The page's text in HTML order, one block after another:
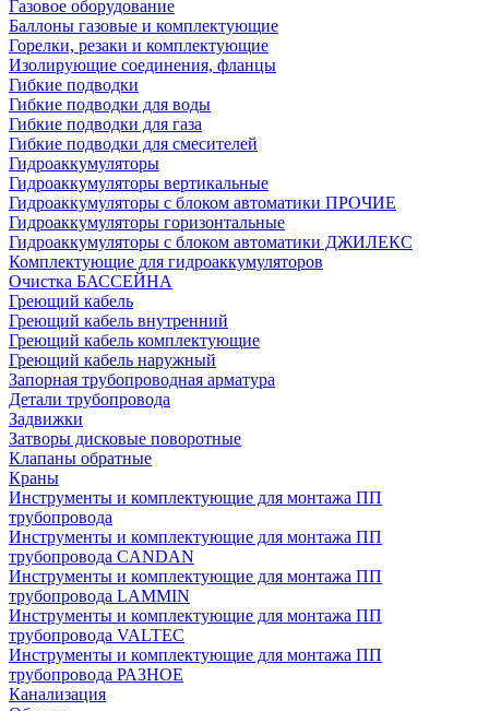
Газовое оборудование
Баллоны газовые и комплектующие
Горелки, резаки и комплектующие
Изолирующие соединения, фланцы
Гибкие подводки
Гибкие подводки для воды
Гибкие подводки для газа
Гибкие подводки для смесителей
Гидроаккумуляторы
Гидроаккумуляторы вертикальные
Гидроаккумуляторы с блоком автоматики ПРОЧИЕ
Гидроаккумуляторы горизонтальные
Гидроаккумуляторы с блоком автоматики ДЖИЛЕКС
Комплектующие для гидроаккумуляторов
Очистка БАССЕЙНА
Греющий кабель
Греющий кабель внутренний
Греющий кабель комплектующие
Греющий кабель наружный
Запорная трубопроводная арматура
Детали трубопровода
Задвижки
Затворы дисковые поворотные
Клапаны обратные
Краны
Инструменты и комплектующие для монтажа ПП
трубопровода
Инструменты и комплектующие для монтажа ПП
трубопровода CANDAN
Инструменты и комплектующие для монтажа ПП
трубопровода LAMMIN
Инструменты и комплектующие для монтажа ПП
трубопровода VALTEC
Инструменты и комплектующие для монтажа ПП
трубопровода РАЗНОЕ
Канализация